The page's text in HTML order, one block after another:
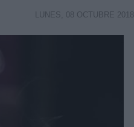
LUNES, 08 OCTUBRE 2018